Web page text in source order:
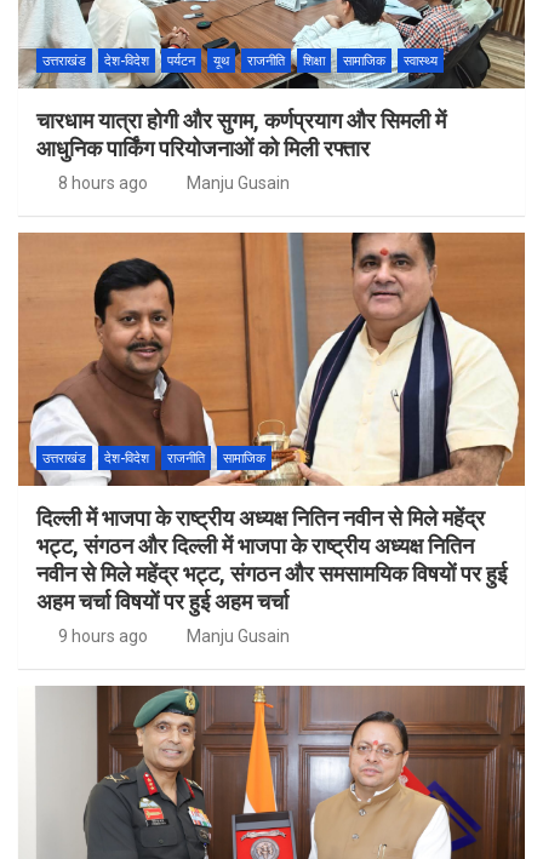
उत्तराखंड देश-विदेश पर्यटन यूथ राजनीति शिक्षा सामाजिक स्वास्थ्य
चारधाम यात्रा होगी और सुगम, कर्णप्रयाग और सिमली में
आधुनिक पार्किंग परियोजनाओं को मिली रफ्तार
8 hours ago Manju Gusain
उत्तराखंड देश-विदेश राजनीति सामाजिक
दिल्ली में भाजपा के राष्ट्रीय अध्यक्ष नितिन नवीन से मिले महेंद्र
भट्ट, संगठन और दिल्ली में भाजपा के राष्ट्रीय अध्यक्ष नितिन
नवीन से मिले महेंद्र भट्ट, संगठन और समसामयिक विषयों पर हुई
अहम चर्चा विषयों पर हुई अहम चर्चा
9 hours ago Manju Gusain